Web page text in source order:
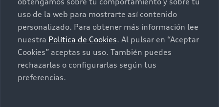
uso de la web para mostrarte así contenido
personalizado. Para obtener más información lee
nuestra Política de Cookies. Al pulsar en “Aceptar
Cookies” aceptas su uso. También puedes
rechazarlas o configurarlas según tus
preferencias.
Audi Certified :plus
Contacto
Contáctanos
Citas de servicio
Información de vehículo nuevo